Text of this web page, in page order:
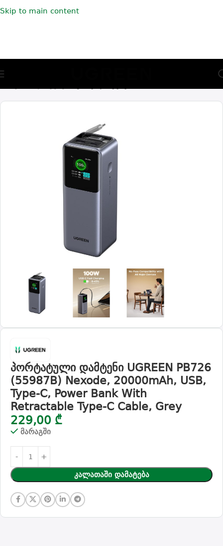
Skip to main content
პორტატული დამტენი UGREEN PB726
(55987B) Nexode, 20000mAh, USB,
Type-C, Power Bank With
Retractable Type-C Cable, Grey
229,00 ₾
მარაგში
Კალათაში Დამატება